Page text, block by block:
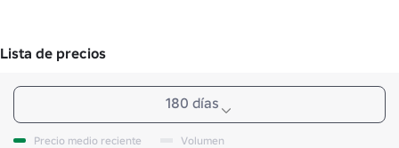
Lista de precios
180 días
Precio medio reciente Volumen